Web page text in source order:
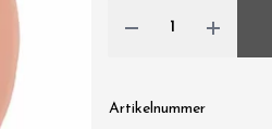
Artikelnummer